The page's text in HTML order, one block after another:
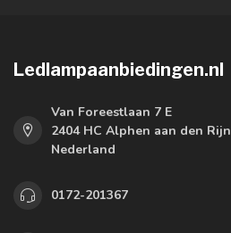
Ledlampaanbiedingen.nl
Van Foreestlaan 7 E
2404 HC Alphen aan den Rijn
Nederland
0172-201367